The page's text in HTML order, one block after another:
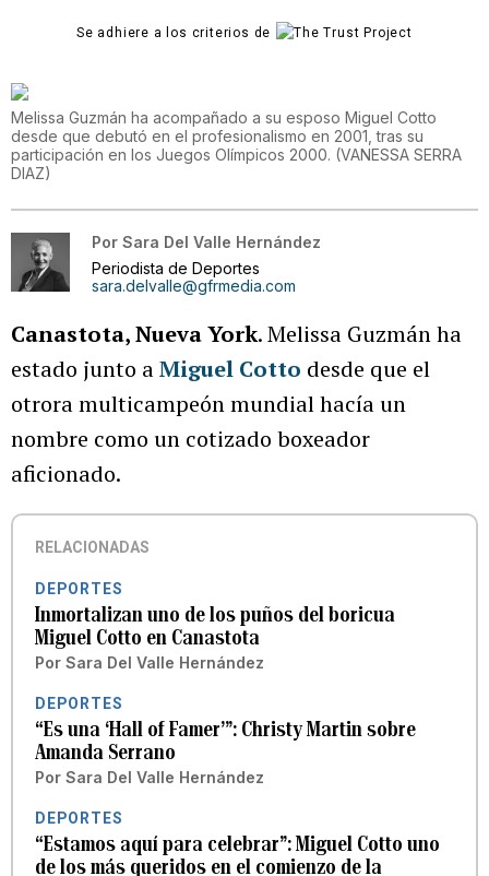
Se adhiere a los criterios de
Melissa Guzmán ha acompañado a su esposo Miguel Cotto
desde que debutó en el profesionalismo en 2001, tras su
participación en los Juegos Olímpicos 2000. (VANESSA SERRA
DIAZ)
Por Sara Del Valle Hernández
Periodista de Deportes
sara.delvalle@gfrmedia.com
Canastota, Nueva York. Melissa Guzmán ha
estado junto aMiguel Cotto desde que el
otrora multicampeón mundial hacía un
nombre como un cotizado boxeador
aficionado.
RELACIONADAS
DEPORTES
Inmortalizan uno de los puños del boricua
Miguel Cotto en Canastota
Por Sara Del Valle Hernández
DEPORTES
“Es una ‘Hall of Famer’”: Christy Martin sobre
Amanda Serrano
Por Sara Del Valle Hernández
DEPORTES
“Estamos aquí para celebrar”: Miguel Cotto uno
de los más queridos en el comienzo de la